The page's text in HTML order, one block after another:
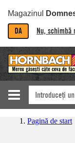
Magazinul
DA Nu, schimbă
Pagină de start